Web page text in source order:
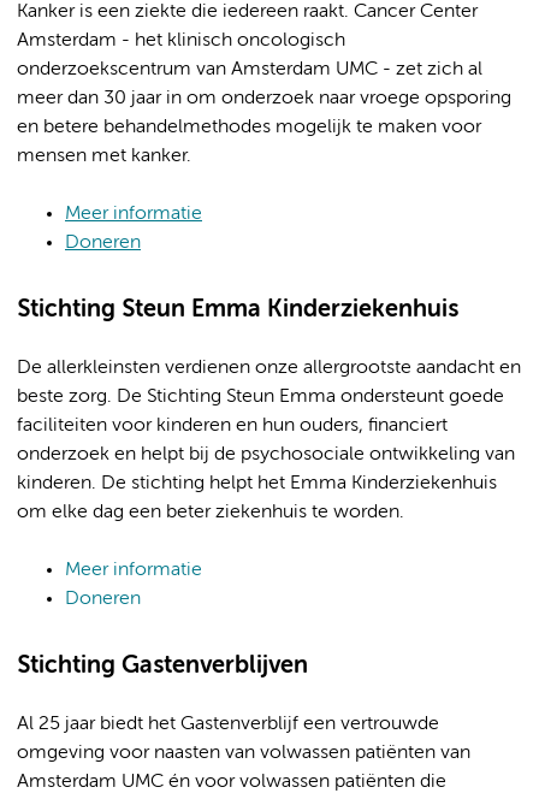
Kanker is een ziekte die iedereen raakt. Cancer Center
Amsterdam - het klinisch oncologisch
onderzoekscentrum van Amsterdam UMC - zet zich al
meer dan 30 jaar in om onderzoek naar vroege opsporing
en betere behandelmethodes mogelijk te maken voor
mensen met kanker.
Meer informatie
Doneren
Stichting Steun Emma Kinderziekenhuis
De allerkleinsten verdienen onze allergrootste aandacht en
beste zorg. De Stichting Steun Emma ondersteunt goede
faciliteiten voor kinderen en hun ouders, financiert
onderzoek en helpt bij de psychosociale ontwikkeling van
kinderen. De stichting helpt het Emma Kinderziekenhuis
om elke dag een beter ziekenhuis te worden.
Meer informatie
Doneren
Stichting Gastenverblijven
Al 25 jaar biedt het Gastenverblijf een vertrouwde
omgeving voor naasten van volwassen patiënten van
Amsterdam UMC én voor volwassen patiënten die